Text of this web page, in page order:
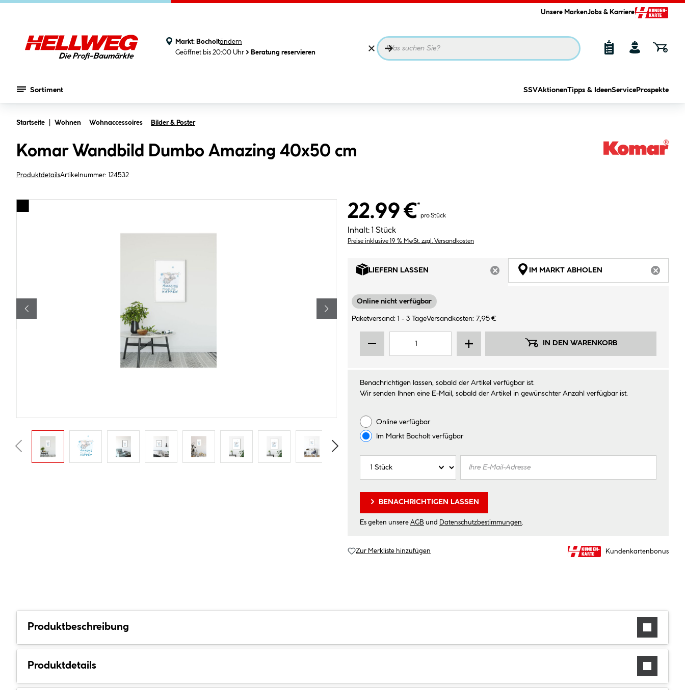
Unsere MarkenJobs & Karriere
Markt: Bocholtändern
Geöffnet bis 20:00 Uhr
Beratung reservieren
Sortiment SSVAktionenTipps & IdeenService Prospekte
Startseite Wohnen Wohnaccessoires Bilder & Poster
Komar Wandbild Dumbo Amazing 40x50 cm
ProduktdetailsArtikelnummer: 124532
22.99 €*
pro Stück
Inhalt: 1 Stück
Preise inklusive 19 % MwSt. zzgl. Versandkosten
LIEFERN LASSEN
ARTIKEL NICHT VERFÜGBAR
IM MARKT ABHOLEN
Online nicht verfügbar
Paketversand: 1 - 3 TageVersandkosten: 7,95 €
IN DEN WARENKORB
Benachrichtigen lassen, sobald der Artikel verfügbar ist.
Wir senden Ihnen eine E-Mail, sobald der Artikel in gewünschter Anzahl verfügbar ist.
Online verfügbar
Im Markt Bocholtverfügbar
BENACHRICHTIGEN LASSEN
Es gelten unsere AGB und Datenschutzbestimmungen
Zur Merkliste hinzufügen Kundenkartenbonus
Produktbeschreibung
Produktdetails